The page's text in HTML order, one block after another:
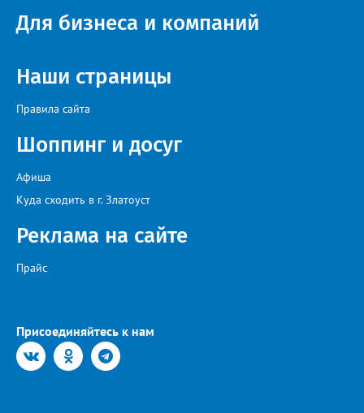
идейный вдохновитель, организатор фестиваля, эстрадный
певец, победитель главного патриотического конкурса страны
искусства «Золотая лира», участник телевизионных проектов
на Первом канале, обладатель звания «Голос страны» Алексей
Для бизнеса и компаний
Наши страницы
Правила сайта
Шоппинг и досуг
Афиша
Куда сходить в г. Златоуст
Реклама на сайте
Прайс
Присоединяйтесь к нам